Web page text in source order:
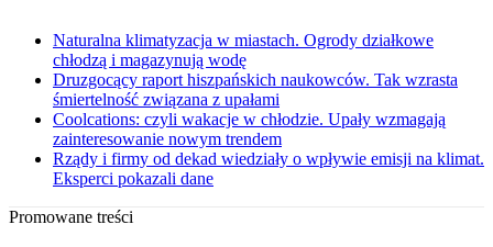
Naturalna klimatyzacja w miastach. Ogrody działkowe
chłodzą i magazynują wodę
Druzgocący raport hiszpańskich naukowców. Tak wzrasta
śmiertelność związana z upałami
Coolcations: czyli wakacje w chłodzie. Upały wzmagają
zainteresowanie nowym trendem
Rządy i firmy od dekad wiedziały o wpływie emisji na klimat.
Eksperci pokazali dane
Promowane treści